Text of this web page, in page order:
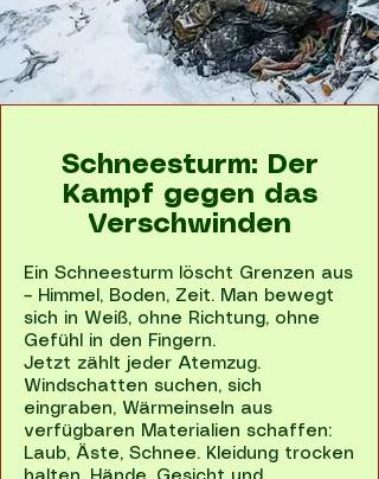
Schneesturm: Der
Kampf gegen das
Verschwinden
Ein Schneesturm löscht Grenzen aus
– Himmel, Boden, Zeit. Man bewegt
sich in Weiß, ohne Richtung, ohne
Gefühl in den Fingern.
Jetzt zählt jeder Atemzug.
Windschatten suchen, sich
eingraben, Wärmeinseln aus
verfügbaren Materialien schaffen:
Laub, Äste, Schnee. Kleidung trocken